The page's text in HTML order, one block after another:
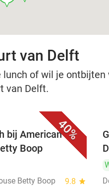
van Delft
of wil je
van Delft.
40%
bij American
Boop
Betty Boop
9.8 star